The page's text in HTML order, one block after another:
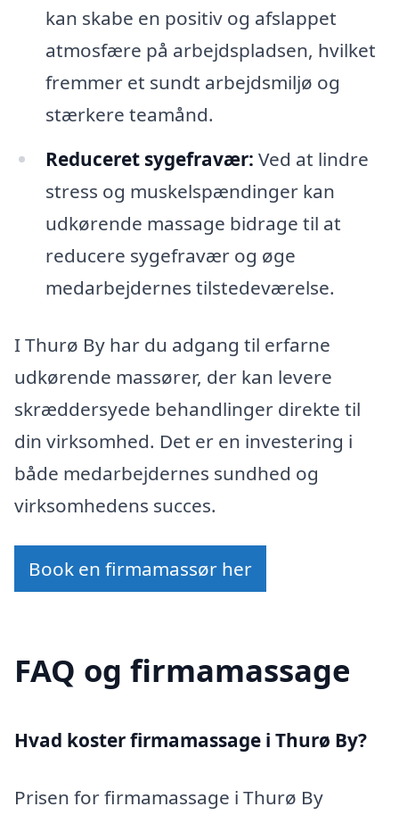
kan skabe en positiv og afslappet
atmosfære på arbejdspladsen, hvilket
fremmer et sundt arbejdsmiljø og
stærkere teamånd.
Reduceret sygefravær: Ved at lindre
stress og muskelspændinger kan
udkørende massage bidrage til at
reducere sygefravær og øge
medarbejdernes tilstedeværelse.
I Thurø By har du adgang til erfarne
udkørende massører, der kan levere
skræddersyede behandlinger direkte til
din virksomhed. Det er en investering i
både medarbejdernes sundhed og
virksomhedens succes.
Book en firmamassør her
FAQ og firmamassage
Hvad koster firmamassage i Thurø By?
Prisen for firmamassage i Thurø By